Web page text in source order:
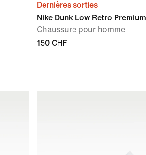
Dernières sorties
Nike Dunk Low Retro Premium
Chaussure pour homme
150 CHF